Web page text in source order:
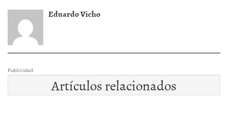
Eduardo Vicho
Publicidad
Artículos relacionados